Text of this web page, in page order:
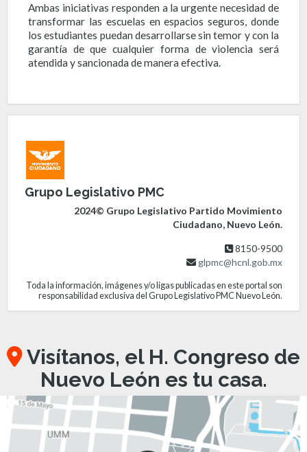
Ambas iniciativas responden a la urgente necesidad de
transformar las escuelas en espacios seguros, donde
los estudiantes puedan desarrollarse sin temor y con la
garantía de que cualquier forma de violencia será
atendida y sancionada de manera efectiva.
Grupo Legislativo PMC
2024© Grupo Legislativo Partido Movimiento
Ciudadano, Nuevo León.
8150-9500
glpmc@hcnl.gob.mx
Toda la información, imágenes y/o ligas publicadas en este portal son
responsabilidad exclusiva del Grupo Legislativo PMC Nuevo León.
Visítanos, el H. Congreso de
Nuevo León es tu casa.